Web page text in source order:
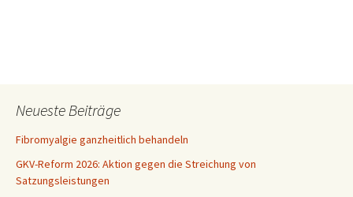
Neueste Beiträge
Fibromyalgie ganzheitlich behandeln
GKV-Reform 2026: Aktion gegen die Streichung von
Satzungsleistungen